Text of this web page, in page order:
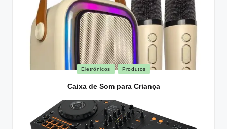
Posted
Eletrônicos Produtos
Caixa de Som para Criança